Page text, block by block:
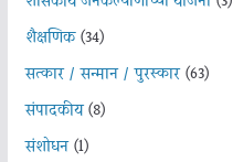
शैक्षणिक(34)
सत्कार / सन्मान / पुरस्कार(63)
संपादकीय(8)
संशोधन(1)